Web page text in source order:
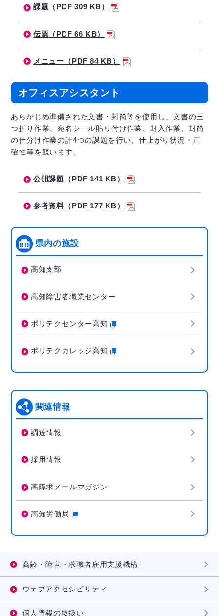
課題（PDF 309 KB）
伝票（PDF 66 KB）
メニュー（PDF 84 KB）
オフィスアシスタント
あらかじめ準備された文書・封筒等を使用し、文書の三
つ折り作業、宛名シール貼り付け作業、封入作業、封筒
の仕分け作業の計4つの課題を行い、仕上がり状況・正
確性等を競います。
公開課題（PDF 141 KB）
参考資料（PDF 177 KB）
県内の施設
高知支部
高知障害者職業センター
ポリテクセンター高知
ポリテクカレッジ高知
関連情報
調達情報
採用情報
高障求メールマガジン
高知労働局
高齢・障害・求職者雇用支援機構
ウェブアクセシビリティ
個人情報の取扱い